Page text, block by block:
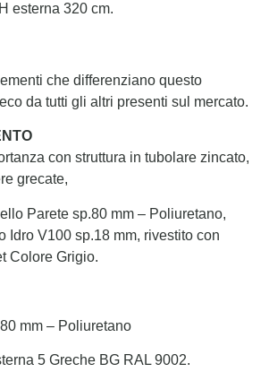
esterna 320 cm.
che differenziano questo
da tutti gli altri presenti sul mercato.
con struttura in tubolare zincato,
grecate,
Parete sp.80 mm – Poliuretano,
Idro V100 sp.18 mm, rivestito con
Colore Grigio.
mm – Poliuretano
5 Greche BG RAL 9002.